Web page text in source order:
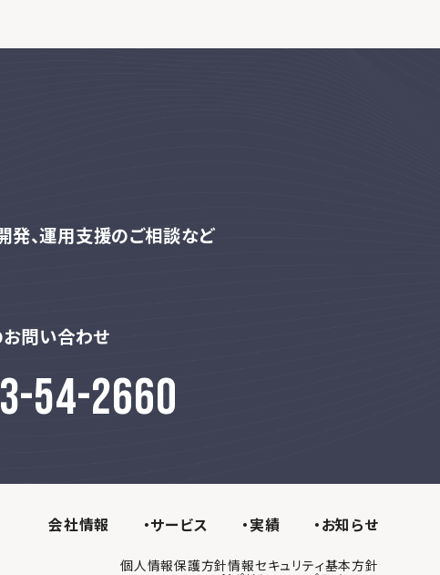
発、運用支援のご相談など
問い合わせ
54-2660
会社情報 サービス 実績 お知らせ
個人情報保護方針情報セキュリティ基本方針